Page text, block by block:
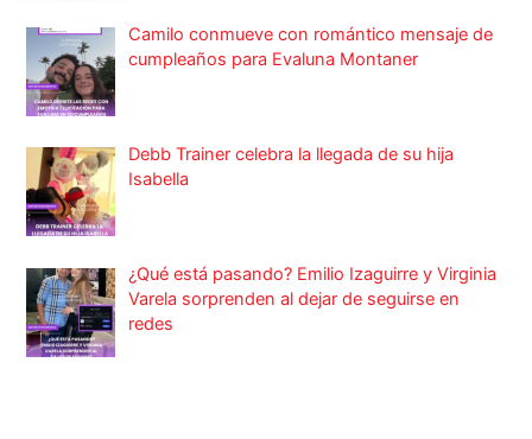
Camilo conmueve con romántico mensaje de
cumpleaños para Evaluna Montaner
Debb Trainer celebra la llegada de su hija
Isabella
¿Qué está pasando? Emilio Izaguirre y Virginia
Varela sorprenden al dejar de seguirse en
redes